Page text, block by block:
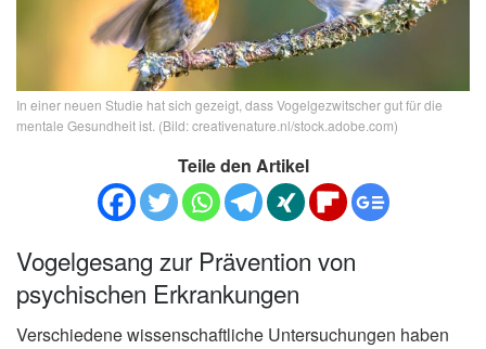
In einer neuen Studie hat sich gezeigt, dass Vogelgezwitscher gut für die
mentale Gesundheit ist. (Bild: creativenature.nl/stock.adobe.com)
Teile den Artikel
Vogelgesang zur Prävention von
psychischen Erkrankungen
Verschiedene wissenschaftliche Untersuchungen haben